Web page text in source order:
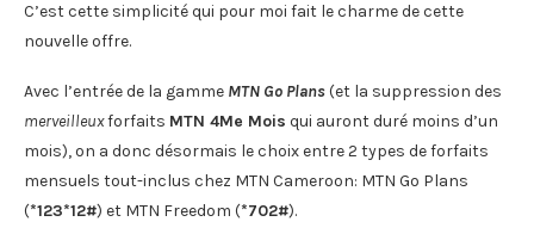
C’est cette simplicité qui pour moi fait le charme de cette
nouvelle offre.
Avec l’entrée de la gamme MTN Go Plans(et la suppression des
merveilleuxforfaits MTN 4Me Mois qui auront duré moins d’un
mois), on a donc désormais le choix entre 2 types de forfaits
mensuels tout-inclus chez MTN Cameroon: MTN Go Plans
(*123*12#) et MTN Freedom (*702#).